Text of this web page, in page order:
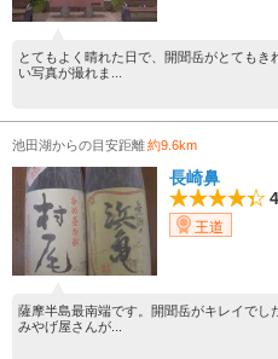
とてもよく晴れた日で、開聞岳がとても
い写真が撮れま...
池田湖からの目安距離約9.6km
長崎鼻
王道
薩摩半島最南端です。開聞岳がキレイで
みやげ屋さんが...